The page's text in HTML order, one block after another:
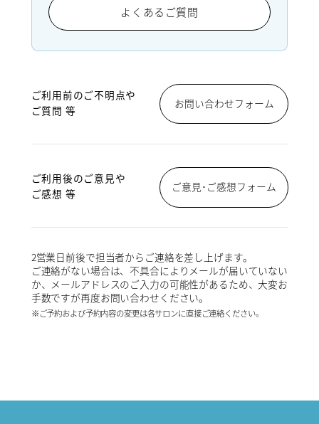
よくあるご質問
ご利用前のご不明点や
ご質問 等
お問い合わせフォーム
ご利用後のご意見や
ご感想 等
ご意見･ご感想フォーム
2営業日前後で担当者からご連絡を差し上げます。
ご連絡がない場合は、不具合によりメールが届いていない
か、メールアドレスのご入力の可能性があるため、大変お
手数ですが再度お問い合わせください。
※ご予約および予約内容の変更は各サロンに直接ご連絡ください。